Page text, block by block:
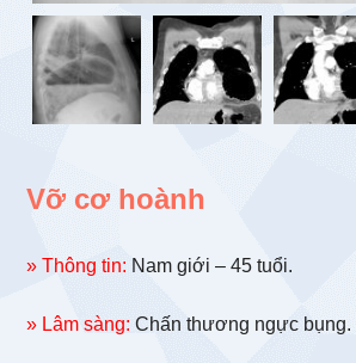
Vỡ cơ hoành
» Thông tin: Nam giới – 45 tuổi.
» Lâm sàng: Chấn thương ngực bụng.